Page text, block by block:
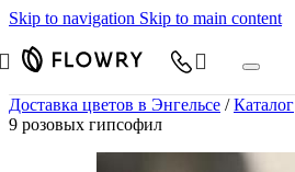
Skip to navigation Skip to main content
Доставка цветов в Энгельсе / Каталог
9 розовых гипсофил